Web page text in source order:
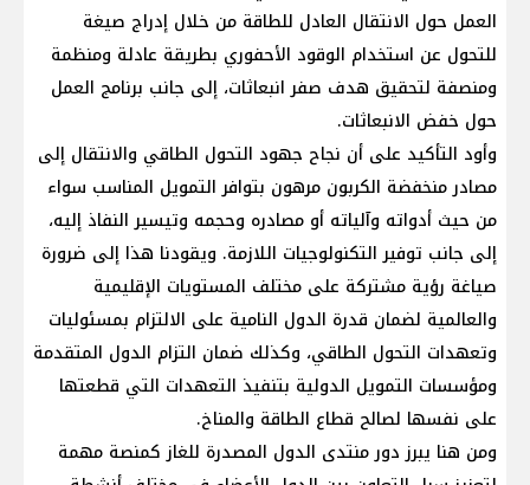
العمل حول الانتقال العادل للطاقة من خلال إدراج صيغة
للتحول عن استخدام الوقود الأحفوري بطريقة عادلة ومنظمة
ومنصفة لتحقيق هدف صفر انبعاثات، إلى جانب برنامج العمل
حول خفض الانبعاثات.
وأود التأكيد على أن نجاح جهود التحول الطاقي والانتقال إلى
مصادر منخفضة الكربون مرهون بتوافر التمويل المناسب سواء
من حيث أدواته وآلياته أو مصادره وحجمه وتيسير النفاذ إليه،
إلى جانب توفير التكنولوجيات اللازمة. ويقودنا هذا إلى ضرورة
صياغة رؤية مشتركة على مختلف المستويات الإقليمية
والعالمية لضمان قدرة الدول النامية على الالتزام بمسئوليات
وتعهدات التحول الطاقي، وكذلك ضمان التزام الدول المتقدمة
ومؤسسات التمويل الدولية بتنفيذ التعهدات التي قطعتها
على نفسها لصالح قطاع الطاقة والمناخ.
ومن هنا يبرز دور منتدى الدول المصدرة للغاز كمنصة مهمة